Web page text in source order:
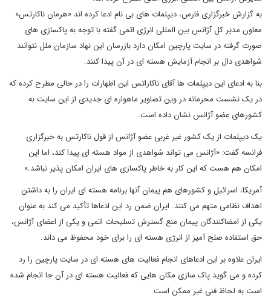
به گزارش خبرگزاری فارس، دیپلمات های بی نام ادعا کرده اند «هرمان ناکارتس»
معاون مدیر کل آژانس بین المللی انرژی اتمی گفته با توجه به پاکسازی های
صورت گرفته در سایت پارچین امکان دارد بازرسان این نهاد سازمان ملل نتوانند
شواهدی دال بر انجام آزمایش هسته ای در آن پیدا کنند.
بنا به ادعای این دیپلمات ها آقای ناکاراتس این اظهارات را در حالی مطرح کرده که
در یک نشست محرمانه در وین تصاویر ماهواره ای جدیدی از این سایت به
کشورهای عضو آژانس نشان داده است.
یک دیپلمات از یک کشور غیر غربی عضو آژانس از قول ناکارتس به خبرگزاری
فرانسه گفت: «آژانس می تواند شواهدی از مواد هسته ای پیدا کند، اما این
امکان هم هست که این کار به خاطر پاکسازی های ایران امکان پذیر نباشد.»
آمریکا، اسرائیل و کشورهای هم پیمان آنها برنامه هسته ای ایران را به داشتن
اهداف نظامی متهم می کنند. ایران ضمن رد این ادعاها تأکید می کند به عنوان
یکی از امضاکنندگان پیمان منع گسترش تسلیحات اتمی و یکی از اعضای آژانس،
حق استفاده صلح آمیز از انرژی هسته ای را برای خود محفوظ می داند.
ایران علاوه بر این ادعاهای انجام فعالیت های هسته ای در سایت پارچین را رد
کرده و می گوید پاک سازی مکان هایی که فعالیت هسته ای در آن جا انجام شده
است به لحاظ فنی غیر ممکن است.